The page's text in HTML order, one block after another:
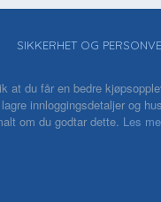
SIKKERHET OG
at du får en bedre
innloggingsdetaljer og
om du godtar dette. Les